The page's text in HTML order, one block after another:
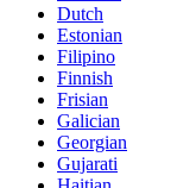
Dutch
Estonian
Filipino
Finnish
Frisian
Galician
Georgian
Gujarati